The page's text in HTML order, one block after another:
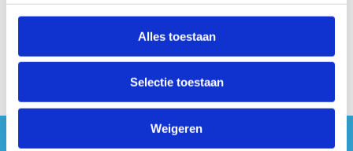
Alles toestaan
Selectie toestaan
Weigeren